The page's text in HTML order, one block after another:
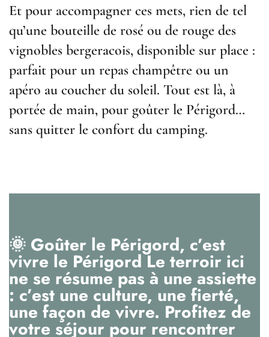
Et pour accompagner ces mets, rien de tel
qu’une bouteille de rosé ou de rouge des
vignobles bergeracois, disponible sur place :
parfait pour un repas champêtre ou un
apéro au coucher du soleil. Tout est là, à
portée de main, pour goûter le Périgord…
sans quitter le confort du camping.
🌞 Goûter le Périgord, c’est
vivre le Périgord Le terroir ici
ne se résume pas à une assiette
: c’est une culture, une fierté,
une façon de vivre. Profitez de
votre séjour pour rencontrer